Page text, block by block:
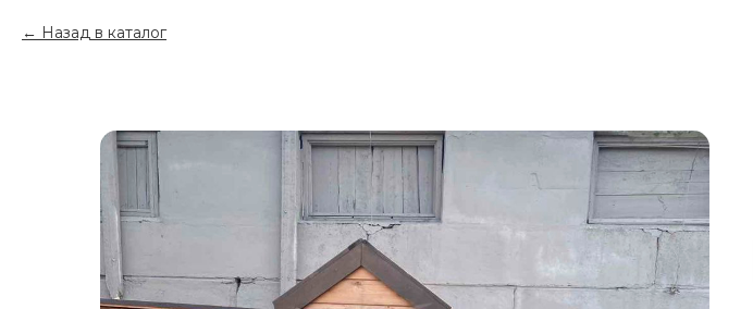
Назад в каталог